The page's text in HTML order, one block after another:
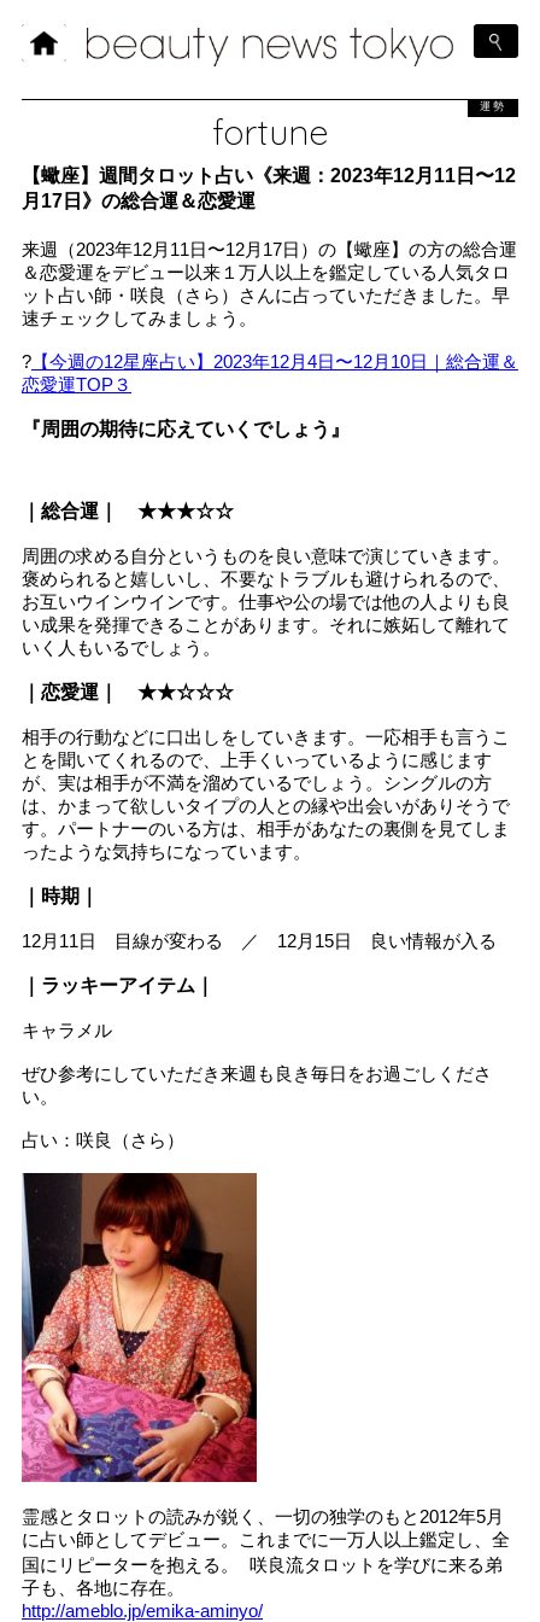
fortune
運勢
【蠍座】週間タロット占い《来週：2023年12月11日〜12
月17日》の総合運＆恋愛運
来週（2023年12月11日〜12月17日）の【蠍座】の方の総合運
＆恋愛運をデビュー以来１万人以上を鑑定している人気タロ
ット占い師・咲良（さら）さんに占っていただきました。早
速チェックしてみましょう。
? 【今週の12星座占い】2023年12月4日〜12月10日｜総合運＆
恋愛運TOP３
『周囲の期待に応えていくでしょう』
｜総合運｜ ★★★☆☆
周囲の求める自分というものを良い意味で演じていきます。
褒められると嬉しいし、不要なトラブルも避けられるので、
お互いウインウインです。仕事や公の場では他の人よりも良
い成果を発揮できることがあります。それに嫉妬して離れて
いく人もいるでしょう。
｜恋愛運｜ ★★☆☆☆
相手の行動などに口出しをしていきます。一応相手も言うこ
とを聞いてくれるので、上手くいっているように感じます
が、実は相手が不満を溜めているでしょう。シングルの方
は、かまって欲しいタイプの人との縁や出会いがありそうで
す。パートナーのいる方は、相手があなたの裏側を見てしま
ったような気持ちになっています。
｜時期｜
12月11日 目線が変わる ／ 12月15日 良い情報が入る
｜ラッキーアイテム｜
キャラメル
ぜひ参考にしていただき来週も良き毎日をお過ごしくださ
い。
占い：咲良（さら）
霊感とタロットの読みが鋭く、一切の独学のもと2012年5月
に占い師としてデビュー。これまでに一万人以上鑑定し、全
国にリピーターを抱える。 咲良流タロットを学びに来る弟
子も、各地に存在。
http://ameblo.jp/emika-aminyo/